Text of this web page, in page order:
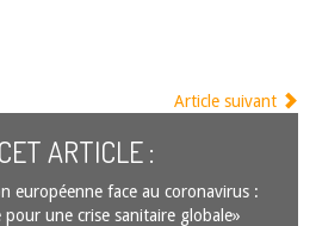
Article suivant
ARTICLE :
européenne face au coronavirus :
une crise sanitaire globale»